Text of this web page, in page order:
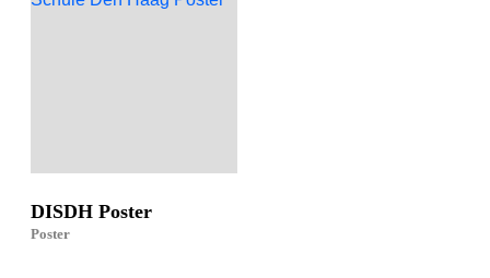
DISDH Poster
Poster